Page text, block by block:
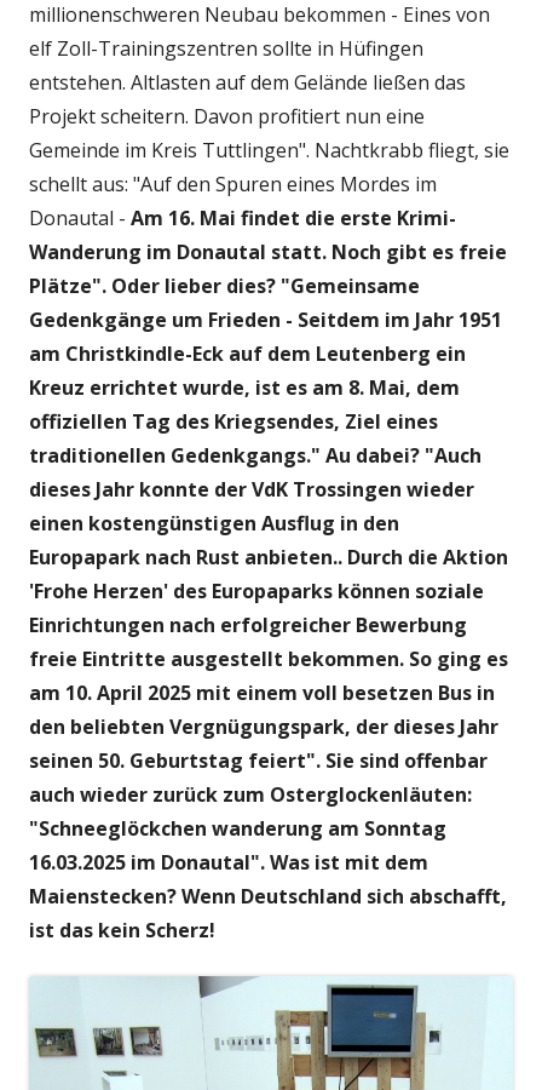
millionenschweren Neubau bekommen - Eines von
elf Zoll-Trainingszentren sollte in Hüfingen
entstehen. Altlasten auf dem Gelände ließen das
Projekt scheitern. Davon profitiert nun eine
Gemeinde im Kreis Tuttlingen". Nachtkrabb fliegt, sie
schellt aus: "Auf den Spuren eines Mordes im
Donautal - Am 16. Mai findet die erste Krimi-
Wanderung im Donautal statt. Noch gibt es freie
Plätze". Oder lieber dies? "Gemeinsame
Gedenkgänge um Frieden - Seitdem im Jahr 1951
am Christkindle-Eck auf dem Leutenberg ein
Kreuz errichtet wurde, ist es am 8. Mai, dem
offiziellen Tag des Kriegsendes, Ziel eines
traditionellen Gedenkgangs." Au dabei? "Auch
dieses Jahr konnte der VdK Trossingen wieder
einen kostengünstigen Ausflug in den
Europapark nach Rust anbieten.. Durch die Aktion
'Frohe Herzen' des Europaparks können soziale
Einrichtungen nach erfolgreicher Bewerbung
freie Eintritte ausgestellt bekommen. So ging es
am 10. April 2025 mit einem voll besetzen Bus in
den beliebten Vergnügungspark, der dieses Jahr
seinen 50. Geburtstag feiert". Sie sind offenbar
auch wieder zurück zum Osterglockenläuten:
"Schneeglöckchen wanderung am Sonntag
16.03.2025 im Donautal". Was ist mit dem
Maienstecken? Wenn Deutschland sich abschafft,
ist das kein Scherz!